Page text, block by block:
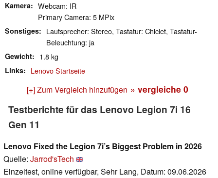
Kamera
Webcam: IR
Primary Camera: 5 MPix
Sonstiges
Lautsprecher: Stereo, Tastatur: Chiclet, Tastatur-
Beleuchtung: ja
Gewicht 1.8 kg
Links Lenovo Startseite
[+] Zum Vergleich hinzufügen » vergleiche 0
Testberichte für das Lenovo Legion 7i 16
Gen 11
Lenovo Fixed the Legion 7i’s Biggest Problem in 2026
Quelle: Jarrod'sTech
Einzeltest, online verfügbar, Sehr Lang, Datum: 09.06.2026